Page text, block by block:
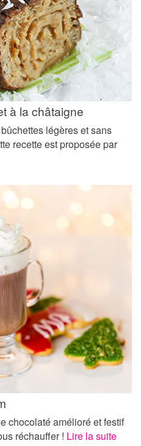
à la châtaigne
légères et sans
recette est proposée par
chocolaté amélioré et festif
réchauffer ! Lire la suite